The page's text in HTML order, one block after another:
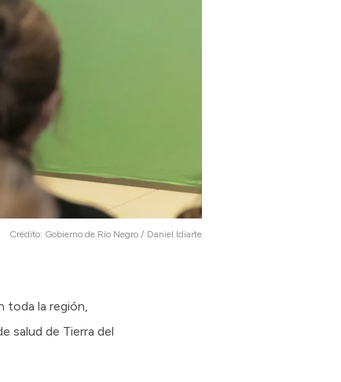
Crédito: Gobierno de Río Negro / Daniel Idiarte
toda la región,
salud de Tierra del